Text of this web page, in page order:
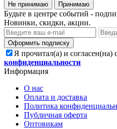
Не принимаю Принимаю
Будьте в центре событий -
Новинки, скидки, акции.
Оформить подписку
Я прочитал(а) и согласен(на)
конфиденциальности
Информация
О нас
Оплата и доставка
Политика
Публичная оферта
Оптовикам